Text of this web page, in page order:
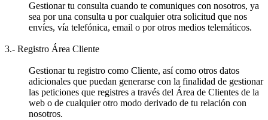
Gestionar tu consulta cuando te comuniques con nosotros, ya
sea por una consulta u por cualquier otra solicitud que nos
envíes, vía telefónica, email o por otros medios telemáticos.
3.- Registro Área Cliente
Gestionar tu registro como Cliente, así como otros datos
adicionales que puedan generarse con la finalidad de gestionar
las peticiones que registres a través del Área de Clientes de la
web o de cualquier otro modo derivado de tu relación con
nosotros.